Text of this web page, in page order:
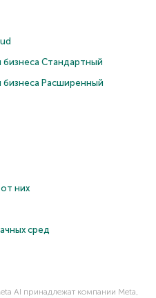
бизнеса Cтандартный
бизнеса Расширенный
них
сред
AI принадлежат компании Meta,